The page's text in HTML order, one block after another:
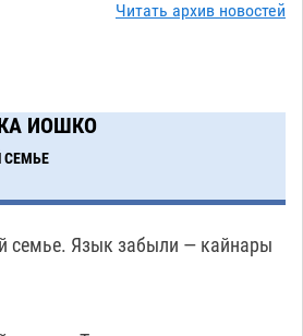
проинспектировал
обошлась
компании в 400
07.08 507
кутилы сменили барные стойки
дежурки
водоемы
Читать архив новостей
ИОШКО
СЕМЬЕ
семье. Язык забыли — кайнары